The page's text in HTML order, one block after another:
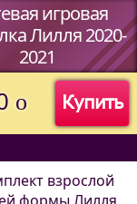
игровая
Лилля 2020-
2021
Купить
o